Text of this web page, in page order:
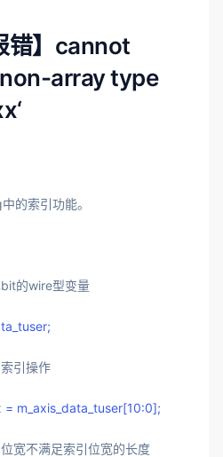
错】cannot
array type
的索引功能。
的wire型变量
引操作
= m_axis_data_tuser[10:0];
宽不满足索引位宽的长度